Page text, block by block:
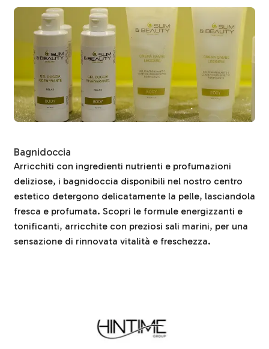
Bagnidoccia
Arricchiti con ingredienti nutrienti e profumazioni
deliziose, i bagnidoccia disponibili nel nostro centro
estetico detergono delicatamente la pelle, lasciandola
fresca e profumata. Scopri le formule energizzanti e
tonificanti, arricchite con preziosi sali marini, per una
sensazione di rinnovata vitalità e freschezza.